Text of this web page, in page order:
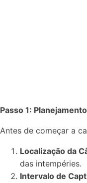
Passo 1:
Antes de começar a
Localização da
das intempéries.
Intervalo de